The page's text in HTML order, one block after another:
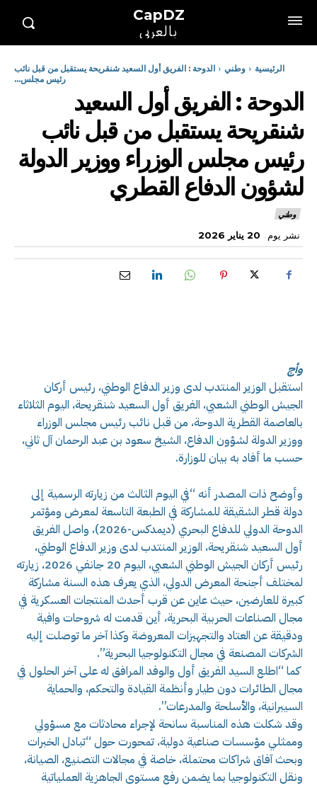
CapDZ
بالعربي
الرئيسية وطني
الدوحة : الفريق أول السعيد شنقريحة يستقبل من قبل نائب
رئيس مجلس...
الدوحة : الفريق أول السعيد
شنقريحة يستقبل من قبل نائب
رئيس مجلس الوزراء ووزير الدولة
لشؤون الدفاع القطري
وطني
نشر يوم 20 يناير 2026
وأج
استقبل الوزير المنتدب لدى وزير الدفاع الوطني، رئيس أركان
الجيش الوطني الشعبي، الفريق أول السعيد شنقريحة، اليوم الثلاثاء
بالعاصمة القطرية الدوحة، من قبل نائب رئيس مجلس الوزراء
ووزير الدولة لشؤون الدفاع، الشيخ سعود بن عبد الرحمان آل ثاني،
حسب ما أفاد به بيان للوزارة.
وأوضح ذات المصدر أنه “في اليوم الثالث من زيارته الرسمية إلى
دولة قطر الشقيقة للمشاركة في الطبعة التاسعة لمعرض ومؤتمر
الدوحة الدولي للدفاع البحري (ديمدكس-2026)، واصل الفريق
أول السعيد شنقريحة، الوزير المنتدب لدى وزير الدفاع الوطني،
رئيس أركان الجيش الوطني الشعبي، اليوم 20 جانفي 2026، زيارته
لمختلف أجنحة المعرض الدولي، الذي يعرف هذه السنة مشاركة
كبيرة للعارضين، حيث عاين عن قرب أحدث المنتجات العسكرية في
مجال الصناعات الحربية البحرية، أين قدمت له شروحات وافية
ودقيقة عن العتاد والتجهيزات المعروضة وكذا آخر ما توصلت إليه
الشركات المصنعة في مجال التكنولوجيا البحرية”.
كما “اطلع السيد الفريق أول والوفد المرافق له على آخر الحلول في
مجال الطائرات دون طيار وأنظمة القيادة والتحكم، والحماية
السيبرانية، والأسلحة والمدرعات”.
وقد شكلت هذه المناسبة سانحة لإجراء محادثات مع مسؤولي
وممثلي مؤسسات صناعية دولية، تمحورت حول “تبادل الخبرات
وبحث آفاق شراكات محتملة، خاصة في مجالات التصنيع، الصيانة،
ونقل التكنولوجيا بما يضمن رفع مستوى الجاهزية العملياتية